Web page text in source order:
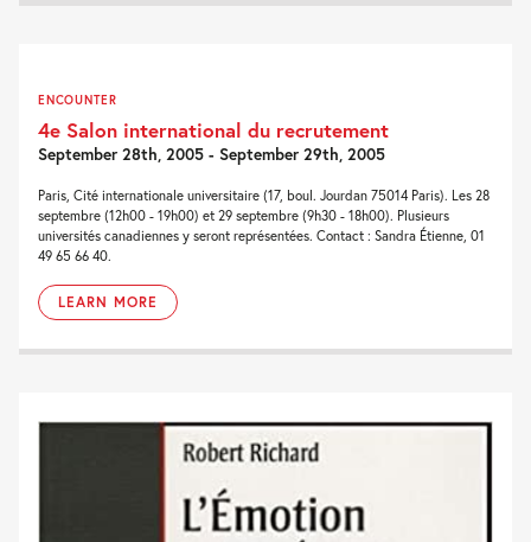
ENCOUNTER
4e Salon international du recrutement
September 28th, 2005 - September 29th, 2005
Paris, Cité internationale universitaire (17, boul. Jourdan 75014 Paris). Les 28
septembre (12h00 - 19h00) et 29 septembre (9h30 - 18h00). Plusieurs
universités canadiennes y seront représentées. Contact : Sandra Étienne, 01
49 65 66 40.
LEARN MORE